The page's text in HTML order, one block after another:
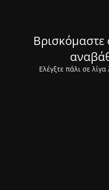
Βρισκόμαστε
Ελέγξτε πάλι σε